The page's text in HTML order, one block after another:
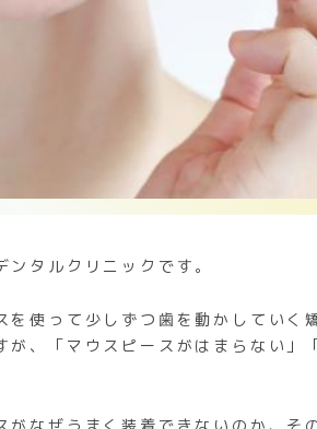
タルクリニックです。
使って少しずつ歯を動かしていく
、「マウスピースがはまらない」